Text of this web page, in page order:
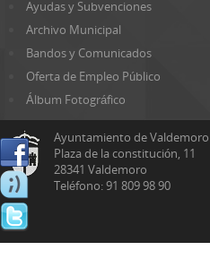
Ayudas y Subvenciones
Archivo Municipal
Bandos y Comunicados
Oferta de Empleo Público
Álbum Fotográfico
Ayuntamiento de Valdemoro
Plaza de la constitución, 11
28341 Valdemoro
Teléfono: 91 809 98 90